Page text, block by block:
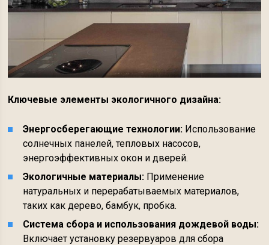
Ключевые элементы экологичного дизайна:
Энергосберегающие технологии: Использование
солнечных панелей, тепловых насосов,
энергоэффективных окон и дверей.
Экологичные материалы: Применение
натуральных и перерабатываемых материалов,
таких как дерево, бамбук, пробка.
Система сбора и использования дождевой воды:
Включает установку резервуаров для сбора